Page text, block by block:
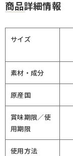
商品詳細情報
サイズ
素材・成分
原産国
賞味期限／使
用期限
使用方法